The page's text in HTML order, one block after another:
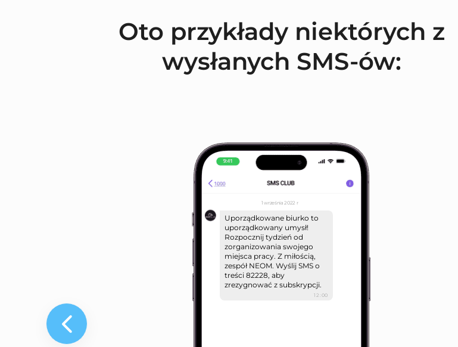
Oto przykłady niektórych z
wysłanych SMS-ów:
1 września 2022 r
Uporządkowane biurko to
uporządkowany umysł!
Rozpocznij tydzień od
zorganizowania swojego
miejsca pracy. Z miłością,
zespół NEOM. Wyślij SMS o
treści 82228, aby
zrezygnować z subskrypcji.
12:00